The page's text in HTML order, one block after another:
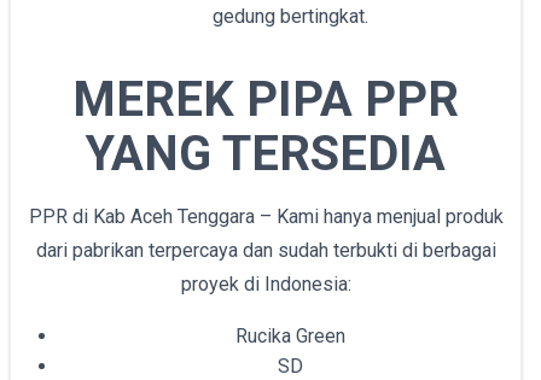
gedung bertingkat.
MEREK PIPA PPR
YANG TERSEDIA
PPR di Kab Aceh Tenggara – Kami hanya menjual produk
dari pabrikan terpercaya dan sudah terbukti di berbagai
proyek di Indonesia:
Rucika Green
SD